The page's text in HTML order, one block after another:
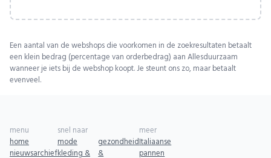
Een aantal van de webshops die voorkomen in de zoekresultaten betaalt
een klein bedrag (percentage van orderbedrag) aan Allesduurzaam
wanneer je iets bij de webshop koopt. Je steunt ons zo, maar betaalt
evenveel.
menu
home
nieuwsarchief
snel naar
mode
kleding &
gezondheid
&
meer
Italiaanse
pannen